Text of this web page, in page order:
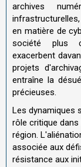
archives
en matière de
société plus
exacerbent
projets
entraîne la
précieuses.
Les dynamiques
rôle critique
région.
associée aux
résistance aux